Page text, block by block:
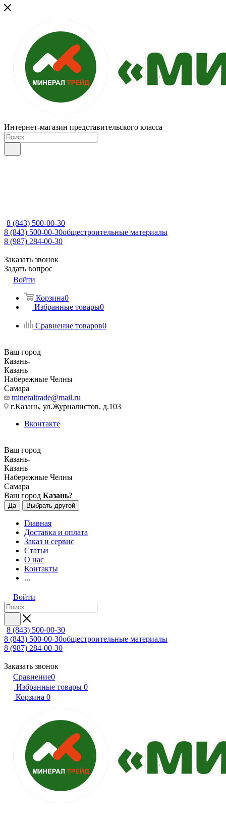
Интернет-магазин представительского класса
8 (843) 500-00-30
8 (843) 500-00-30общестроительные материалы
8 (987) 284-00-30
Заказать звонок
Задать вопрос
Войти
Корзина0
Избранные товары0
Сравнение товаров0
Ваш город
Казань
Казань
Набережные Челны
Самара
mineraltrade@mail.ru
г.Казань, ул.Журналистов, д.103
Вконтакте
Ваш город
Казань
Казань
Набережные Челны
Самара
Ваш город Казань?
Да Выбрать другой
Главная
Доставка и оплата
Заказ и сервис
Статьи
О нас
Контакты
...
Войти
8 (843) 500-00-30
8 (843) 500-00-30общестроительные материалы
8 (987) 284-00-30
Заказать звонок
Сравнение0
Избранные товары 0
Корзина 0